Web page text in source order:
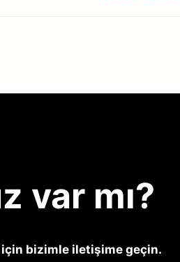
var mı?
için bizimle iletişime geçin.